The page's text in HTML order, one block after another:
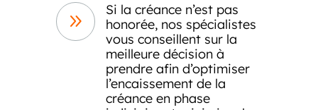
9
Si la créance n’est pas
honorée, nos spécialistes
vous conseillent sur la
meilleure décision à
prendre afin d’optimiser
l’encaissement de la
créance en phase